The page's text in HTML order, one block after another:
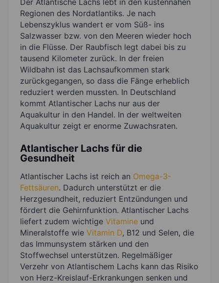
Regionen des Nordatlantiks. Je nach
Lebenszyklus wandert er vom Süß- ins
Salzwasser bzw. von den Meeren wieder hoch
in die Flüsse. Der Raubfisch legt dabei bis zu
tausend Kilometer zurück. In der freien
Wildbahn ist das Lachsaufkommen stark
zurückgegangen, so dass die Fänge erheblich
reduziert werden mussten. In Deutschland
kommt Atlantischer Lachs nur aus der
Aquakultur in den Handel. In der weltweiten
Aquakultur zeigt er enorme Zuwachsraten.
Atlantischer Lachs für die
Gesundheit
Atlantischer Lachs ist reich an Omega-3-
Fettsäuren. Dadurch unterstützt er die
Herzgesundheit, reduziert Entzündungen und
fördert die Gehirnfunktion. Atlantischer Lachs
liefert zudem wichtige Vitamine und
Mineralstoffe wie Vitamin D, B12 und Selen, die
das Immunsystem stärken und den
Stoffwechsel unterstützen. Regelmäßiger
Verzehr von Atlantischem Lachs kann das Risiko
von Herz-Kreislauf-Erkrankungen senken und